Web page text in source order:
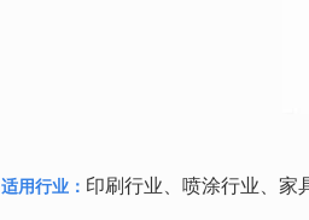
适用行业： 印刷行业、喷涂行业、家